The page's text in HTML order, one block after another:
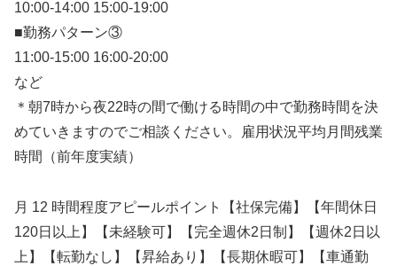
10:00-14:00 15:00-19:00
■勤務パターン③
11:00-15:00 16:00-20:00
など
＊朝7時から夜22時の間で働ける時間の中で勤務時間を決
めていきますのでご相談ください。雇用状況平均月間残業
時間（前年度実績）
月 12 時間程度アピールポイント【社保完備】【年間休日
120日以上】【未経験可】【完全週休2日制】【週休2日以
上】【転勤なし】【昇給あり】【長期休暇可】【車通勤